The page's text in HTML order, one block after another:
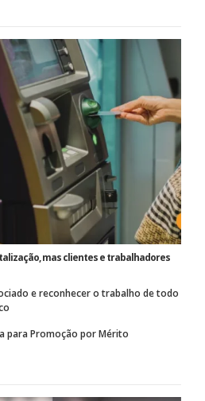
mas clientes e trabalhadores
e reconhecer o trabalho de todo
para Promoção por Mérito